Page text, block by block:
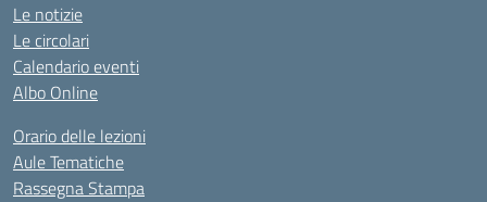
Le notizie
Le circolari
Calendario eventi
Albo Online
Orario delle lezioni
Aule Tematiche
Rassegna Stampa